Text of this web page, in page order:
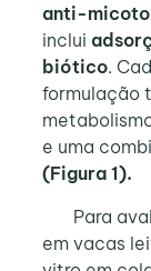
anti-
inclui
biótico.
formulação
e uma
(Figura 1).
Para
em vacas